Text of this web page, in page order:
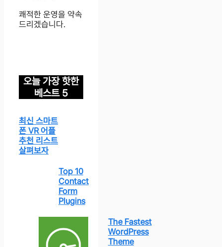
쾌적한 운영을 약속
드리겠습니다.
오늘 가장 핫한
베스트 5
최신 스마트
폰 VR 어플
추천 리스트
살펴보자
Top 10
Contact
Form
Plugins
The Fastest
WordPress
Theme